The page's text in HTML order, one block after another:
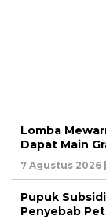
Lomba
Dapat Main
7 Agustus 2026
Pupuk
Penyebab